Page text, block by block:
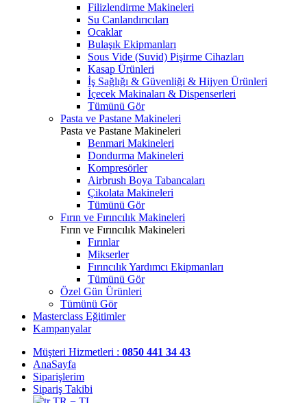
Filizlendirme Makineleri
Su Canlandırıcıları
Ocaklar
Bulaşık Ekipmanları
Sous Vide (Suvid) Pişirme Cihazları
Kasap Ürünleri
İş Sağlığı & Güvenliği & Hijyen Ürünleri
İçecek Makinaları & Dispenserleri
Tümünü Gör
Pasta ve Pastane Makineleri
Pasta ve Pastane Makineleri
Benmari Makineleri
Dondurma Makineleri
Kompresörler
Airbrush Boya Tabancaları
Çikolata Makineleri
Tümünü Gör
Fırın ve Fırıncılık Makineleri
Fırın ve Fırıncılık Makineleri
Fırınlar
Mikserler
Fırıncılık Yardımcı Ekipmanları
Tümünü Gör
Özel Gün Ürünleri
Tümünü Gör
Masterclass Eğitimler
Kampanyalar
Müşteri Hizmetleri : 0850 441 34 43
AnaSayfa
Siparişlerim
Sipariş Takibi